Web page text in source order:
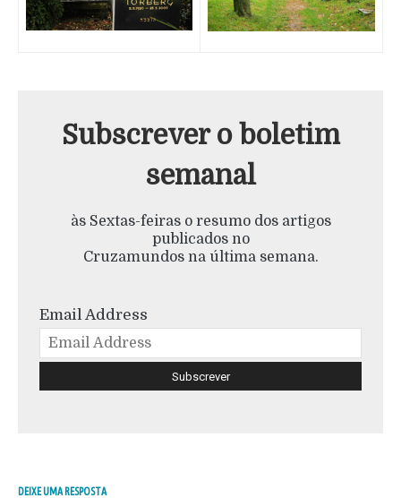
Subscrever o boletim
semanal
às Sextas-feiras o resumo dos artigos
publicados no
Cruzamundos na última semana.
Email Address
DEIXE UMA RESPOSTA